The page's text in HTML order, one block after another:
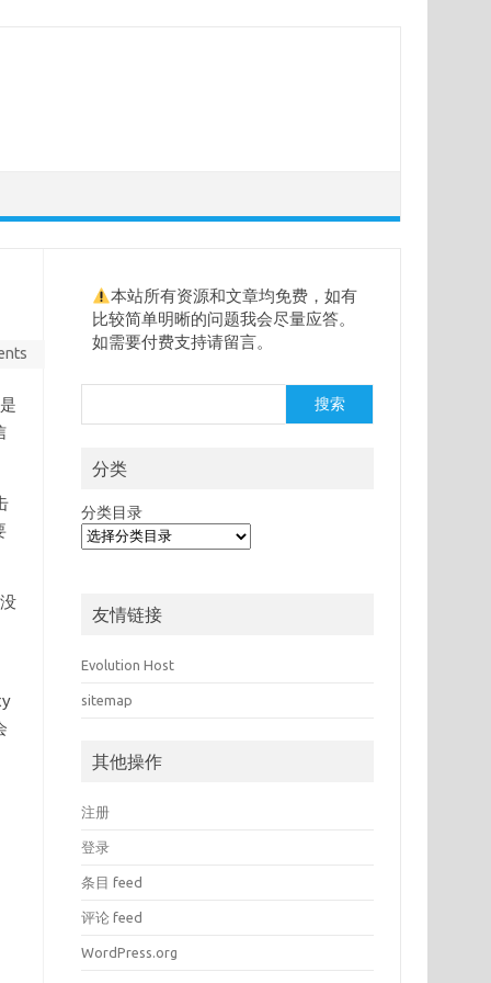
本站所有资源和文章均免费，如有
比较简单明晰的问题我会尽量应答。
如需要付费支持请留言。
索
搜索
分类
分类目录
友情链接
Evolution Host
sitemap
其他操作
注册
登录
条目 feed
评论 feed
WordPress.org